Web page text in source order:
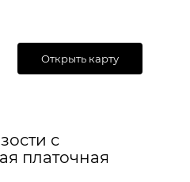
Открыть карту
с
платочная